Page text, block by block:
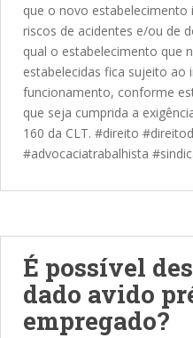
que o novo estabelecimento
riscos de acidentes e/ou de
qual o estabelecimento que
estabelecidas fica sujeito ao
funcionamento, conforme
que seja cumprida a
160 da CLT. #direito
#advocaciatrabalhista
É possível
dado avido
empregado?